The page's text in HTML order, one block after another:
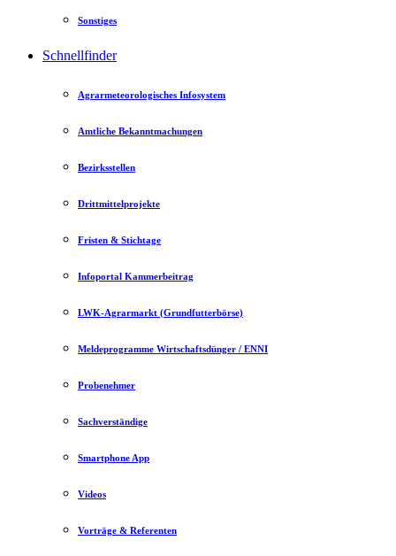
Sonstiges
Schnellfinder
Agrarmeteorologisches Infosystem
Amtliche Bekanntmachungen
Bezirksstellen
Drittmittelprojekte
Fristen & Stichtage
Infoportal Kammerbeitrag
LWK-Agrarmarkt (Grundfutterbörse)
Meldeprogramme Wirtschaftsdünger / ENNI
Probenehmer
Sachverständige
Smartphone App
Videos
Vorträge & Referenten